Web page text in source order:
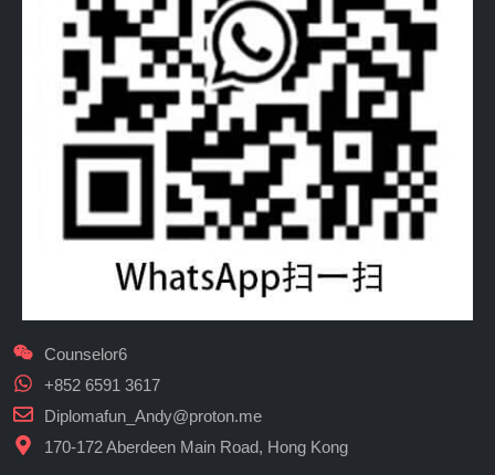
Counselor6
+852 6591 3617
Diplomafun_Andy@proton.me
170-172 Aberdeen Main Road, Hong Kong